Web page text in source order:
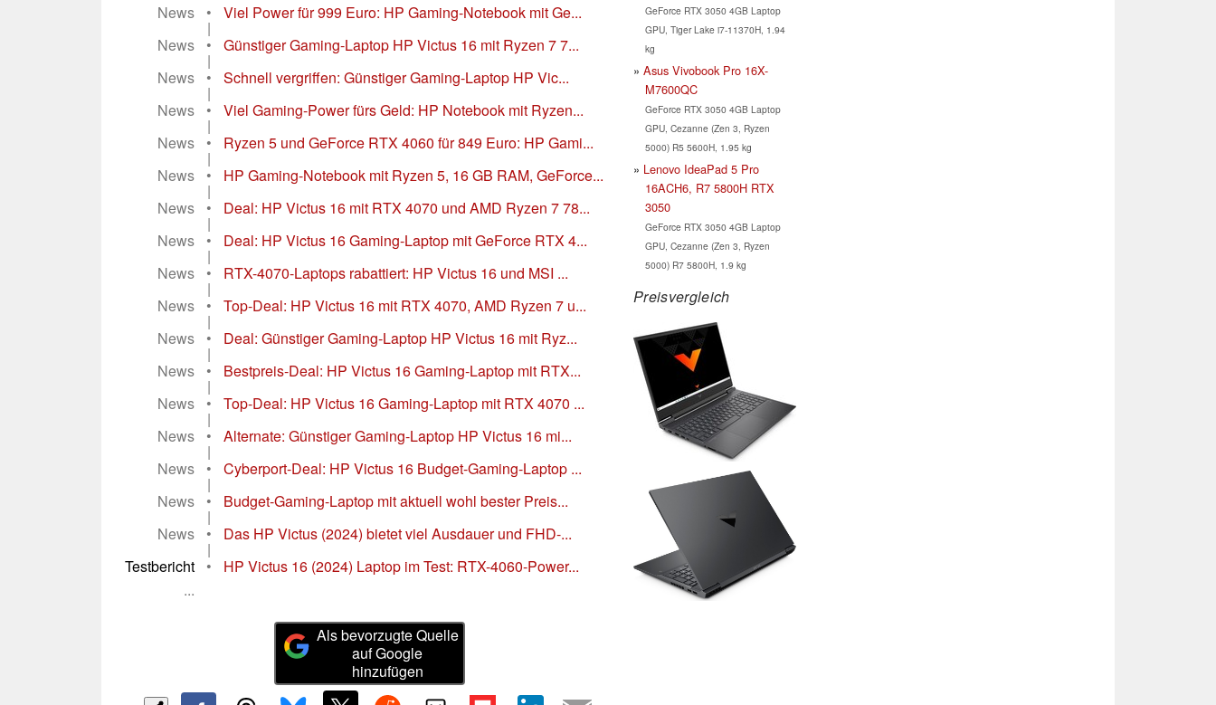
News
• Viel Power für 999 Euro: HP Gaming-Notebook mit Ge...
|
News
• Günstiger Gaming-Laptop HP Victus 16 mit Ryzen 7 7...
|
News
• Schnell vergriffen: Günstiger Gaming-Laptop HP Vic...
|
News
• Viel Gaming-Power fürs Geld: HP Notebook mit Ryzen...
|
News
• Ryzen 5 und GeForce RTX 4060 für 849 Euro: HP Gami...
|
News
• HP Gaming-Notebook mit Ryzen 5, 16 GB RAM, GeForce...
|
News
• Deal: HP Victus 16 mit RTX 4070 und AMD Ryzen 7 78...
|
News
• Deal: HP Victus 16 Gaming-Laptop mit GeForce RTX 4...
|
News
• RTX-4070-Laptops rabattiert: HP Victus 16 und MSI ...
|
News
• Top-Deal: HP Victus 16 mit RTX 4070, AMD Ryzen 7 u...
|
News
• Deal: Günstiger Gaming-Laptop HP Victus 16 mit Ryz...
|
News
• Bestpreis-Deal: HP Victus 16 Gaming-Laptop mit RTX...
|
News
• Top-Deal: HP Victus 16 Gaming-Laptop mit RTX 4070 ...
|
News
• Alternate: Günstiger Gaming-Laptop HP Victus 16 mi...
|
News
• Cyberport-Deal: HP Victus 16 Budget-Gaming-Laptop ...
|
News
• Budget-Gaming-Laptop mit aktuell wohl bester Preis...
|
News
• Das HP Victus (2024) bietet viel Ausdauer und FHD-...
|
Testbericht
•
HP Victus 16 (2024) Laptop im Test: RTX-4060-Power...
...
Als bevorzugte Quelle
auf Google
hinzufügen
GeForce RTX 3050 4GB Laptop
GPU, Tiger Lake i7-11370H, 1.94
kg
Asus Vivobook Pro 16X-
M7600QC
GeForce RTX 3050 4GB Laptop
GPU, Cezanne (Zen 3, Ryzen
5000) R5 5600H, 1.95 kg
Lenovo IdeaPad 5 Pro
16ACH6, R7 5800H RTX
3050
GeForce RTX 3050 4GB Laptop
GPU, Cezanne (Zen 3, Ryzen
5000) R7 5800H, 1.9 kg
Preisvergleich